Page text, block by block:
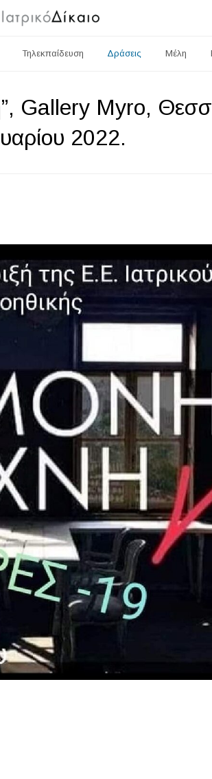
Τηλεκπαίδευση Δράσεις Μέλη
Gallery Myro,
2022.